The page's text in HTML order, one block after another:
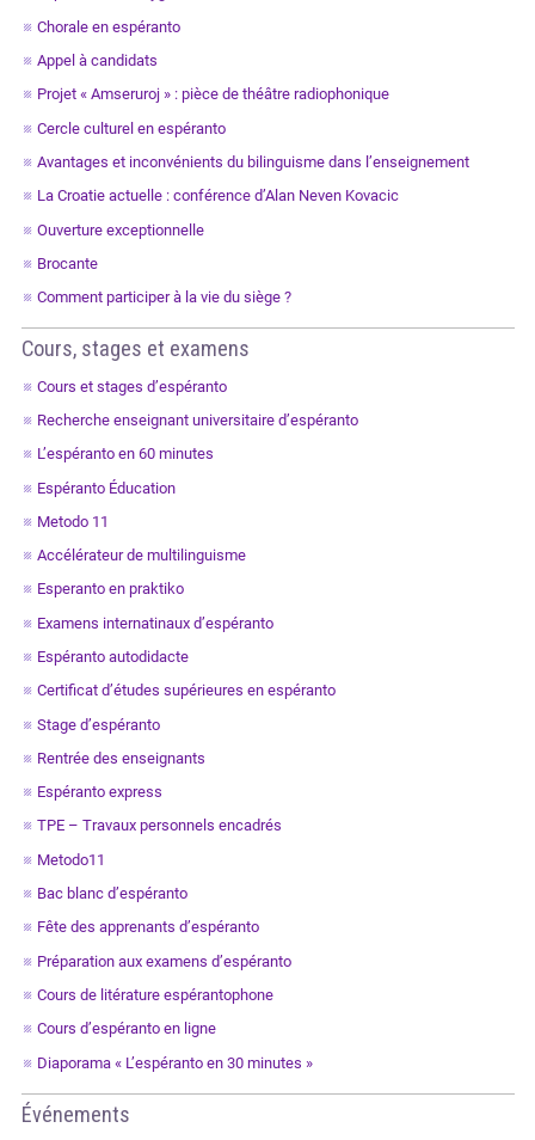
Chorale en espéranto
Appel à candidats
Projet « Amseruroj » : pièce de théâtre radiophonique
Cercle culturel en espéranto
Avantages et inconvénients du bilinguisme dans l’enseignement
La Croatie actuelle : conférence d’Alan Neven Kovacic
Ouverture exceptionnelle
Brocante
Comment participer à la vie du siège ?
Cours, stages et examens
Cours et stages d’espéranto
Recherche enseignant universitaire d’espéranto
L’espéranto en 60 minutes
Espéranto Éducation
Metodo 11
Accélérateur de multilinguisme
Esperanto en praktiko
Examens internatinaux d’espéranto
Espéranto autodidacte
Certificat d’études supérieures en espéranto
Stage d’espéranto
Rentrée des enseignants
Espéranto express
TPE – Travaux personnels encadrés
Metodo11
Bac blanc d’espéranto
Fête des apprenants d’espéranto
Préparation aux examens d’espéranto
Cours de litérature espérantophone
Cours d’espéranto en ligne
Diaporama « L’espéranto en 30 minutes »
Événements